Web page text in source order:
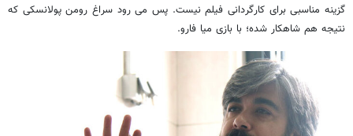
گزینه مناسبی برای کارگردانی فیلم نیست. پس می رود سراغ رومن پولانسکی که
نتیجه هم شاهکار شده؛ با بازی میا فارو.